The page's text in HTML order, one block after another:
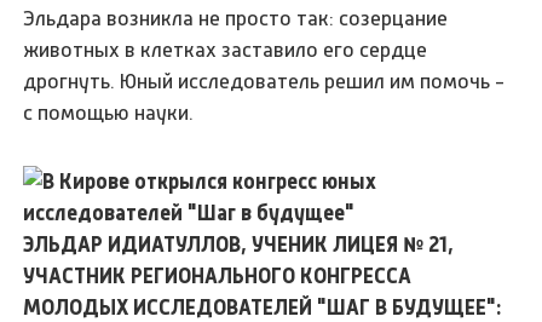
Эльдара возникла не просто так: созерцание
животных в клетках заставило его сердце
дрогнуть. Юный исследователь решил им помочь -
с помощью науки.
ЭЛЬДАР ИДИАТУЛЛОВ, УЧЕНИК ЛИЦЕЯ № 21,
УЧАСТНИК РЕГИОНАЛЬНОГО КОНГРЕССА
МОЛОДЫХ ИССЛЕДОВАТЕЛЕЙ "ШАГ В БУДУЩЕЕ":